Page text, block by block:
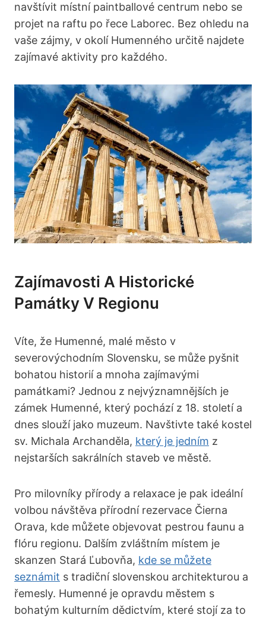
navštívit místní paintballové centrum nebo se
projet⁢ na raftu po řece Laborec. Bez ohledu na
vaše zájmy, v okolí Humenného určitě najdete
zajímavé aktivity pro každého.
Zajímavosti A Historické
Památky V Regionu
Víte, že Humenné, malé město v
severovýchodním‌ Slovensku, se může pyšnit
bohatou historií a mnoha zajímavými
památkami?‌ Jednou ⁣z nejvýznamnějších ⁢je
zámek Humenné, který pochází z 18.​ století a
dnes slouží jako muzeum. ⁣Navštivte‌ také kostel
sv. Michala Archanděla, který je jedním z
nejstarších ⁤sakrálních staveb ve městě.
Pro milovníky přírody a relaxace je pak ideální
⁣volbou návštěva přírodní rezervace Čierna
‌Orava, kde ⁢můžete objevovat pestrou ​faunu⁣ a
flóru regionu. Dalším zvláštním ⁣místem je
skanzen Stará Ľubovňa, kde se můžete
seznámit s tradiční slovenskou ‍architekturou a
řemesly. Humenné je opravdu městem ​s
bohatým kulturním ​dědictvím, které stojí za to